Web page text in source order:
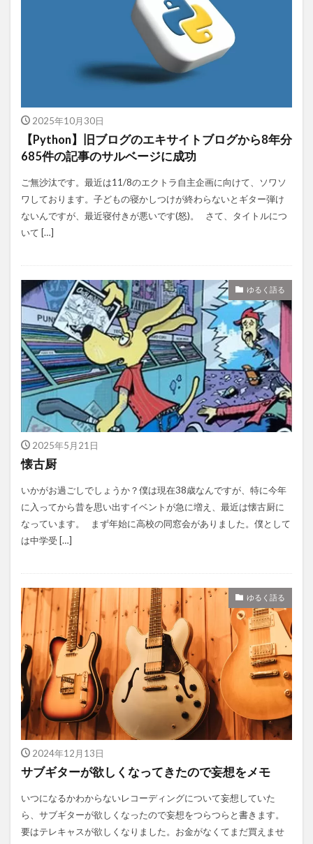
2025年10月30日
【Python】旧ブログのエキサイトブログから8年分
685件の記事のサルベージに成功
ご無沙汰です。最近は11/8のエクトラ自主企画に向けて、ソワソ
ワしております。子どもの寝かしつけが終わらないとギター弾け
ないんですが、最近寝付きが悪いです(怒)。 さて、タイトルにつ
いて […]
ゆるく語る
2025年5月21日
懐古厨
いかがお過ごしでしょうか？僕は現在38歳なんですが、特に今年
に入ってから昔を思い出すイベントが急に増え、最近は懐古厨に
なっています。 まず年始に高校の同窓会がありました。僕として
は中学受 […]
ゆるく語る
2024年12月13日
サブギターが欲しくなってきたので妄想をメモ
いつになるかわからないレコーディングについて妄想していた
ら、サブギターが欲しくなったので妄想をつらつらと書きます。
要はテレキャスが欲しくなりました。お金がなくてまだ買えませ